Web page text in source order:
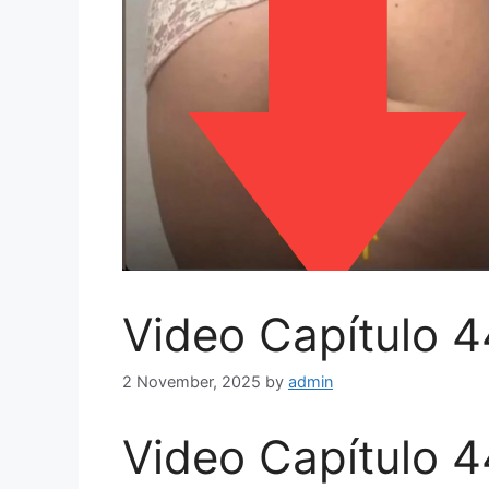
Video Capítulo
2 November, 2025 by admin
Video Capítulo